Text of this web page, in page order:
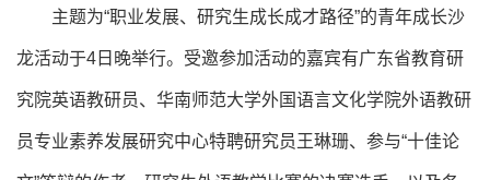
主题为“职业发展、研究生成长成才路径”的青年成长沙
龙活动于4日晚举行。受邀参加活动的嘉宾有广东省教育研
究院英语教研员、华南师范大学外国语言文化学院外语教研
员专业素养发展研究中心特聘研究员王琳珊、参与“十佳论